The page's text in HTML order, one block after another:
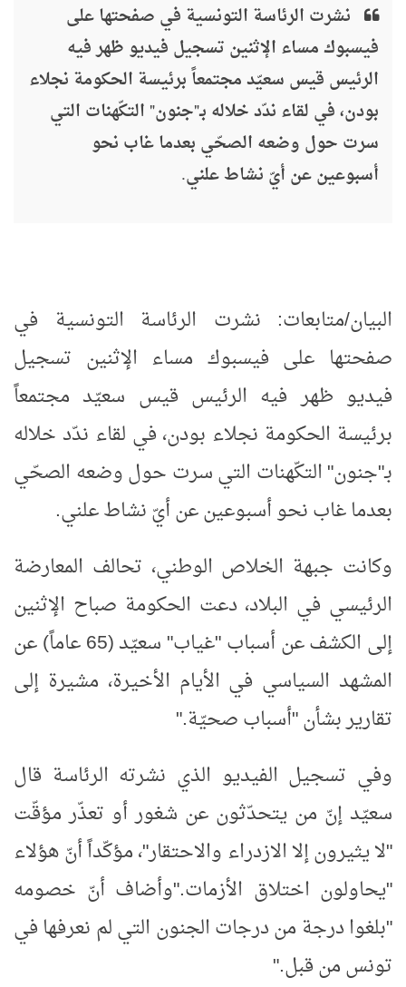
نشرت الرئاسة التونسية في صفحتها على
فيسبوك مساء الإثنين تسجيل فيديو ظهر فيه
الرئيس قيس سعيّد مجتمعاً برئيسة الحكومة نجلاء
بودن، في لقاء ندّد خلاله بـ"جنون" التكّهنات التي
سرت حول وضعه الصحّي بعدما غاب نحو
أسبوعين عن أيّ نشاط علني.
البيان/متابعات: نشرت الرئاسة التونسية في
صفحتها على فيسبوك مساء الإثنين تسجيل
فيديو ظهر فيه الرئيس قيس سعيّد مجتمعاً
برئيسة الحكومة نجلاء بودن، في لقاء ندّد خلاله
بـ"جنون" التكّهنات التي سرت حول وضعه الصحّي
بعدما غاب نحو أسبوعين عن أيّ نشاط علني.
وكانت جبهة الخلاص الوطني، تحالف المعارضة
الرئيسي في البلاد، دعت الحكومة صباح الإثنين
إلى الكشف عن أسباب "غياب" سعيّد (65 عاماً) عن
المشهد السياسي في الأيام الأخيرة، مشيرة إلى
تقارير بشأن "أسباب صحيّة".
وفي تسجيل الفيديو الذي نشرته الرئاسة قال
سعيّد إنّ من يتحدّثون عن شغور أو تعذّر مؤقّت
"لا يثيرون إلا الازدراء والاحتقار"، مؤكّداً أنّ هؤلاء
"يحاولون اختلاق الأزمات".وأضاف أنّ خصومه
"بلغوا درجة من درجات الجنون التي لم نعرفها في
تونس من قبل".